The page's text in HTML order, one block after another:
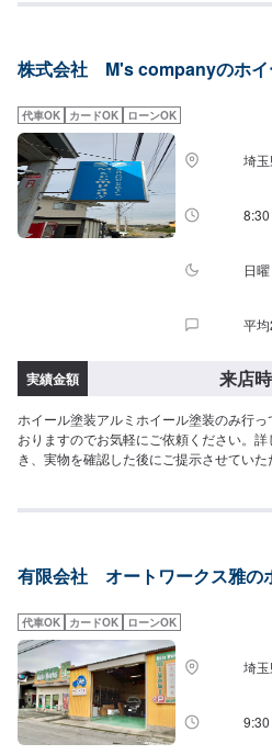
分の車の印象が一瞬で段違いに！ホイー
車について>作業中は代車の貸し出しが可
営業時間：9:00〜18:00定休日：日曜・祝日
株式会社 M's companyのホイ
代車OK カードOK ローンOK
埼
日
平
実績金額 来店
ホイール塗装アルミホイール塗装のみ行
おりますのでお気軽にご依頼ください。
き、実物を確認した後にご提示させてい
作業を承っております。キズヘコミ修理
の整備は是非私たちにお任せください！
有限会社 オートワークス雅の
代車OK カードOK ローンOK
埼